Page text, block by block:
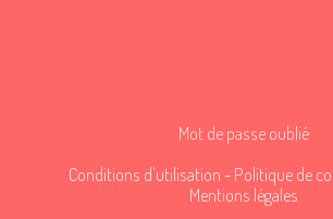
Mot de passe oublié
Conditions d'utilisation -Politique de
Mentions légales